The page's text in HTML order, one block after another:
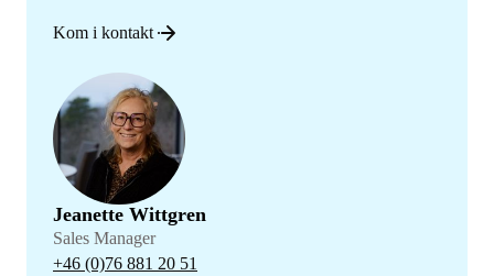
Kom i kontakt
Jeanette Wittgren
Sales Manager
+46 (0)76 881 20 51